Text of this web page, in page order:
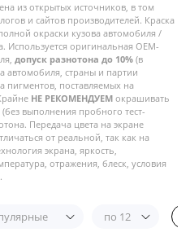
из открытых источников, в том
и сайтов производителей. Краска
окраски кузова автомобиля /
Используется оригинальная OEM-
допуск разнотона до 10% (в
автомобиля, страны и партии
пигментов, поставляемых на
НЕ РЕКОМЕНДУЕМ окрашивать
выполнения пробного тест-
Передача цвета на экране
от реальной, так как на
экрана, яркость,
отражения, блеск, условия
по 12